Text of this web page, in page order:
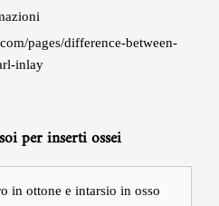
pages/difference-between-
inlay
per inserti ossei
in ottone e intarsio in osso